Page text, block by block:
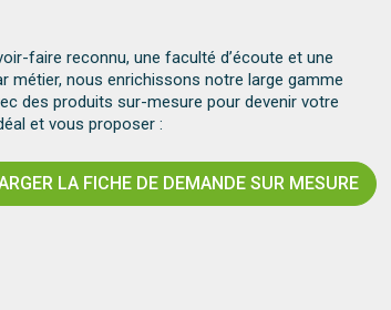
faire reconnu, une faculté d’écoute et une
métier, nous enrichissons notre large gamme
des produits sur-mesure pour devenir votre
et vous proposer :
LA FICHE DE DEMANDE SUR MESURE